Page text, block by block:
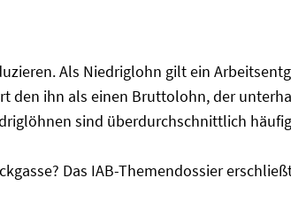
Als Niedriglohn gilt ein
den ihn als einen Bruttolohn, der
sind überdurchschnittlich
Das IAB-Themendossier